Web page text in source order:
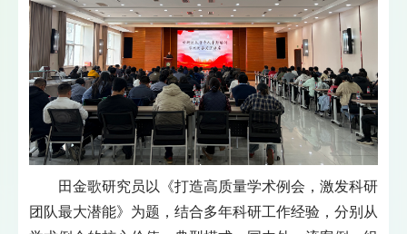
田金歌研究员以《打造高质量学术例会，激发科研
团队最大潜能》为题，结合多年科研工作经验，分别从